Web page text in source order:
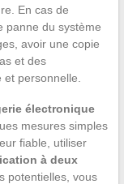
En cas de
panne du système
avoir une copie
et des
personnelle.
électronique
mesures simples
fiable, utiliser
à deux
potentielles, vous